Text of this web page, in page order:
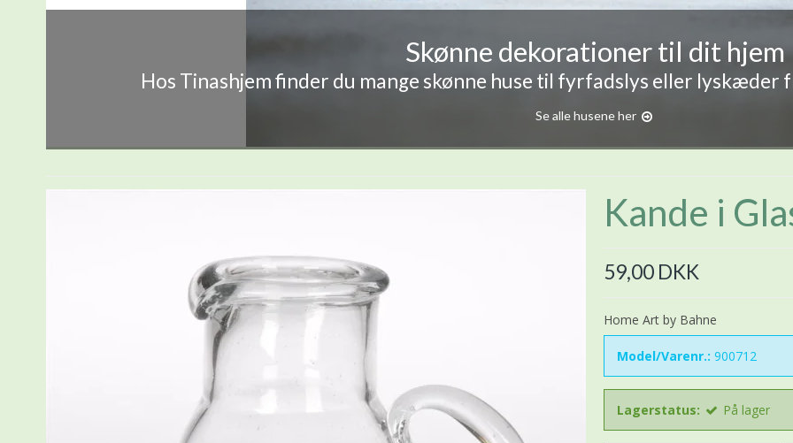
Skønne dekorationer til dit hjem
Hos Tinashjem finder du mange skønne huse til fyrfadslys eller lyskæder
Se alle husene her
Kande i
59,00 DKK
Home Art by Bahne
Model/Varenr.: 900712
Lagerstatus: På lager